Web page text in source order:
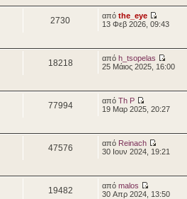
2730 από the_eye
13 Φεβ 2026, 09:43
18218 από h_tsopelas
25 Μάιος 2025, 16:00
77994 από Th P
19 Μαρ 2025, 20:27
47576 από Reinach
30 Ιουν 2024, 19:21
19482 από malos
30 Απρ 2024, 13:50